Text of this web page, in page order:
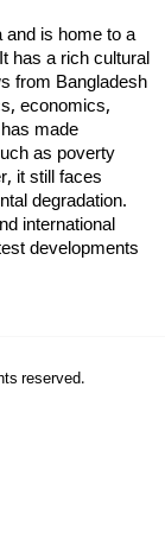
and is home to a
has a rich cultural
from Bangladesh
economics,
made
as poverty
it still faces
degradation.
international
developments
reserved.